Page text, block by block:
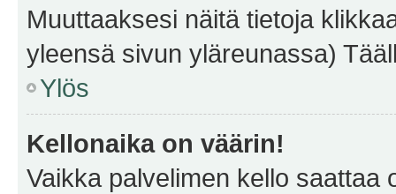
Muuttaaksesi näitä tietoja
yleensä sivun yläreunassa)
Ylös
Kellonaika on väärin!
Vaikka palvelimen kello saattaa